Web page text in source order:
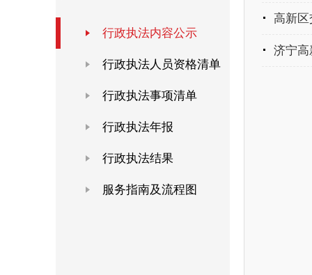
行政执法内容公示
行政执法人员资格清单
行政执法事项清单
行政执法年报
行政执法结果
服务指南及流程图
高新区
济宁高